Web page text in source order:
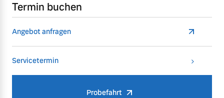
Termin buchen
Angebot anfragen
Servicetermin
Probefahrt